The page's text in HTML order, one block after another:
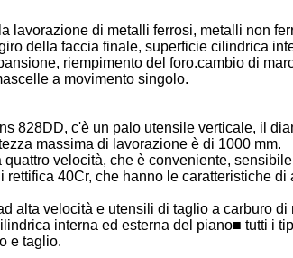
lavorazione di metalli ferrosi, metalli non
della faccia finale, superficie cilindrica
riempimento del foro.cambio di
a movimento singolo.
828DD, c'è un palo utensile verticale, il
massima di lavorazione è di 1000 mm.
velocità, che è conveniente,
40Cr, che hanno le caratteristiche di
alta velocità e utensili di taglio a carburo di
interna ed esterna del piano■ tutti i
e taglio.